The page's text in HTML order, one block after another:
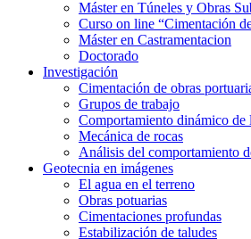
Máster en Túneles y Obras
Curso on line “Cimentación
Máster en Castramentacion
Doctorado
Investigación
Cimentación de obras
Grupos de trabajo
Comportamiento dinámico de
Mecánica de rocas
Análisis del comportamiento
Geotecnia en imágenes
El agua en el terreno
Obras potuarias
Cimentaciones profundas
Estabilización de taludes